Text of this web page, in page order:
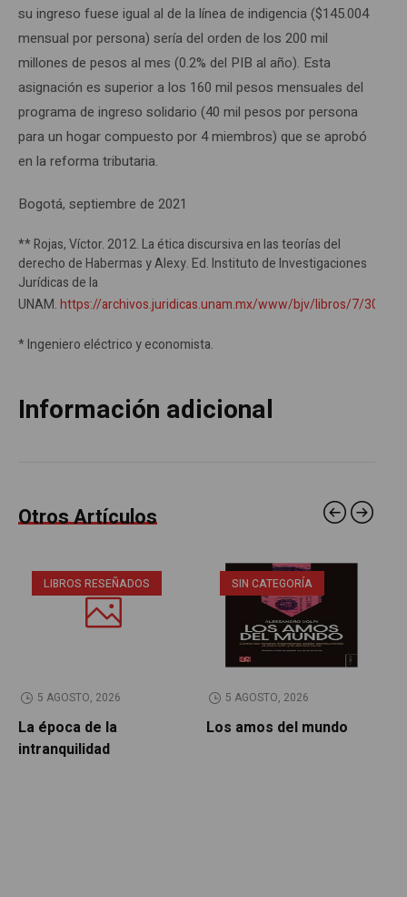
su ingreso fuese igual al de la línea de indigencia ($145.004
mensual por persona) sería del orden de los 200 mil
millones de pesos al mes (0.2% del PIB al año). Esta
asignación es superior a los 160 mil pesos mensuales del
programa de ingreso solidario (40 mil pesos por persona
para un hogar compuesto por 4 miembros) que se aprobó
en la reforma tributaria.
Bogotá, septiembre de 2021
** Rojas, Víctor. 2012. La ética discursiva en las teorías del
derecho de Habermas y Alexy. Ed. Instituto de Investigaciones
Jurídicas de la
UNAM.https://archivos.juridicas.unam.mx/www/bjv/libros/7/3088/
* Ingeniero eléctrico y economista.
Información adicional
Otros Artículos
LIBROS RESEÑADOS
5 AGOSTO, 2026
La época de la
intranquilidad
SIN CATEGORÍA
5 AGOSTO, 2026
Los amos del mundo